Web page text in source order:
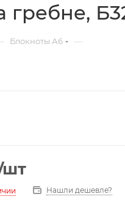
Блокноты А6 —
Нашли дешевле?